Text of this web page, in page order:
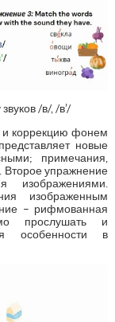
/в/, /в’/
и коррекцию фонем
новые
примечания,
Второе упражнение
изображениями.
изображенным
– рифмованная
прослушать и
особенности в